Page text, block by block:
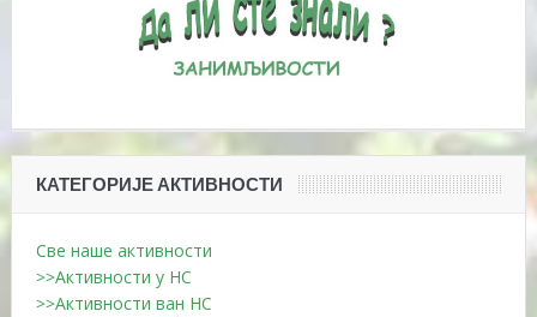
КАТЕГОРИЈЕ АКТИВНОСТИ
Све наше активности
>>Активности у НС
>>Активности ван НС